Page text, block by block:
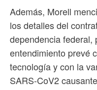
Además, Morell
los detalles del
dependencia federal,
entendimiento prevé
tecnología y con la
SARS-CoV2